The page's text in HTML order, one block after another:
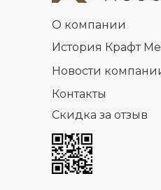
О компании
История Крафт
Новости
Контакты
Скидка за отзыв